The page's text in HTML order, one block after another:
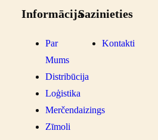
Informācija
Par
Mums
Distribūcija
Loģistika
Merčendaizings
Zīmoli
Sazinieties
Kontakti